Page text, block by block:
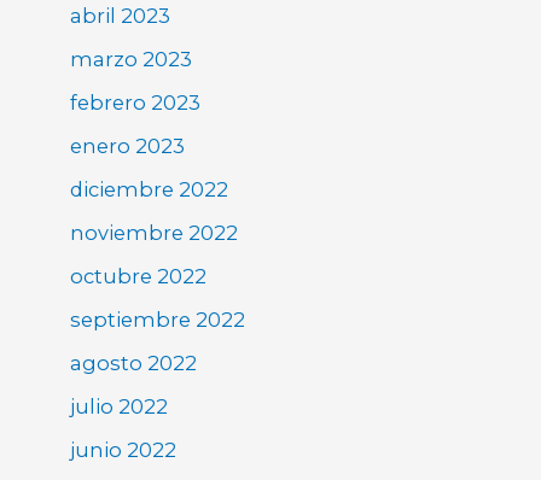
abril 2023
marzo 2023
febrero 2023
enero 2023
diciembre 2022
noviembre 2022
octubre 2022
septiembre 2022
agosto 2022
julio 2022
junio 2022